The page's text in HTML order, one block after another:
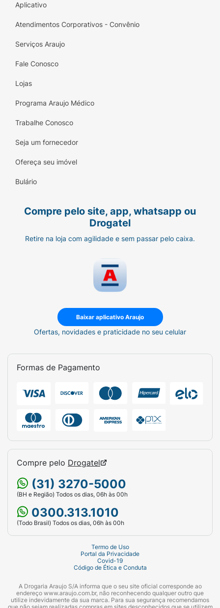
Aplicativo
Atendimentos Corporativos - Convênio
Serviços Araujo
Fale Conosco
Lojas
Programa Araujo Médico
Trabalhe Conosco
Seja um fornecedor
Ofereça seu imóvel
Bulário
Compre pelo site, app, whatsapp ou
Drogatel
Retire na loja com agilidade e sem passar pelo caixa.
Baixar aplicativo Araujo
Ofertas, novidades e praticidade no seu celular
Formas de Pagamento
Compre pelo Drogatel
(31) 3270-5000
(BH e Região) Todos os dias, 06h às 00h
0300.313.1010
(Todo Brasil) Todos os dias, 06h às 00h
Termo de Uso
Portal da Privacidade
Covid-19
Código de Ética e Conduta
A Drogaria Araujo S/A informa que o seu site oficial corresponde ao
endereço www.araujo.com.br, não reconhecendo qualquer outro que
utilize indevidamente da sua marca. Para sua segurança recomendamos